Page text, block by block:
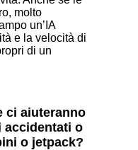
molto
un’IA
e la velocità di
di un
ci aiuteranno
accidentati o
o jetpack?